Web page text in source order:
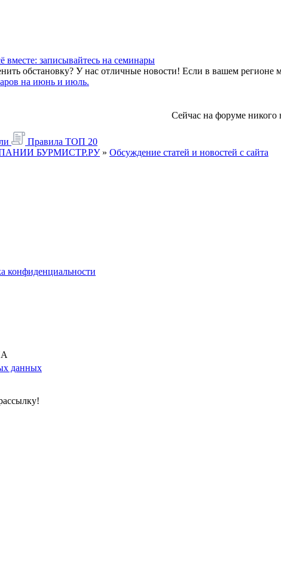
записывайтесь на семинары
обстановку? У нас отличные новости! Если в вашем
на июнь и июль.
Сейчас на форуме никого
Правила ТОП 20
БУРМИСТР.РУ » Обсуждение статей и новостей с сайта
конфиденциальности
данных